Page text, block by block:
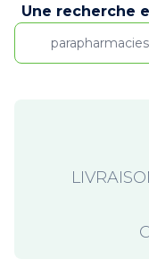
Une recherche